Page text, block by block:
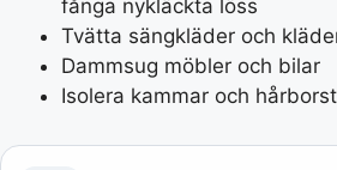
fånga nykläckta löss
Tvätta sängkläder och
Dammsug möbler och bilar
Isolera kammar och